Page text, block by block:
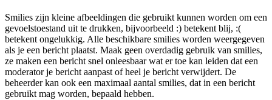
Smilies zijn kleine afbeeldingen die gebruikt kunnen worden om een
gevoelstoestand uit te drukken, bijvoorbeeld :) betekent blij, :(
betekent ongelukkig. Alle beschikbare smilies worden weergegeven
als je een bericht plaatst. Maak geen overdadig gebruik van smilies,
ze maken een bericht snel onleesbaar wat er toe kan leiden dat een
moderator je bericht aanpast of heel je bericht verwijdert. De
beheerder kan ook een maximaal aantal smilies, dat in een bericht
gebruikt mag worden, bepaald hebben.